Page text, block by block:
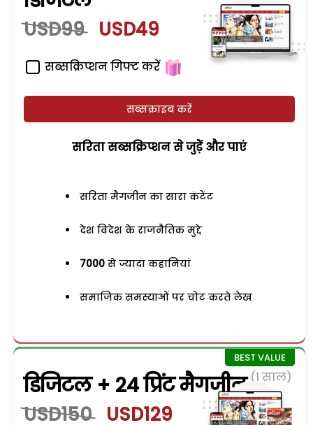
USD99 USD49
सब्सक्रिप्शन गिफ्ट करें
सब्सक्राइब करें
सरिता सब्सक्रिप्शन से जुड़ेें और पाएं
सरिता मैगजीन का सारा कंटेंट
देश विदेश के राजनैतिक मुद्दे
7000 से ज्यादा कहानियां
समाजिक समस्याओं पर चोट करते लेख
डिजिटल + 24 प्रिंट मैगजीन (1 साल)
USD150 USD129